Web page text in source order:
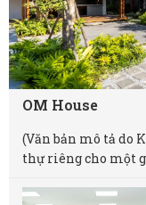
OM House
(Văn bản mô tả do
thự riêng cho một